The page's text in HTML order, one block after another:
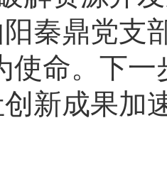
秦鼎党支
使命。下
新成果加